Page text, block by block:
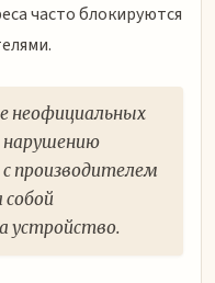
часто блокируются
неофициальных
нарушению
с производителем
устройство.